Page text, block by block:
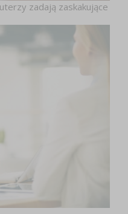
zadają zaskakujące